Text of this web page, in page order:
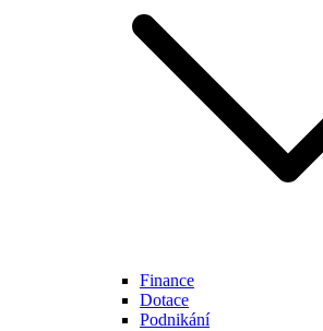
Finance
Dotace
Podnikání